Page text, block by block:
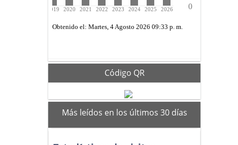
Código QR
mas
Más leídos en los últimos 30 días